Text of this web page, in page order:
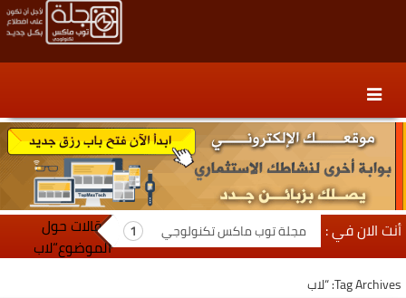
content
secondary
content
أنت الان في : مجلة توب ماكس تكنولوجي
مقالات حول
الموضوع“لاب
Tag Archives: “لاب